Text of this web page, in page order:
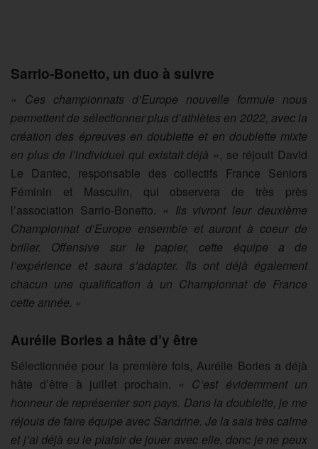
Sarrio-Bonetto, un duo à suivre
« Ces championnats d’Europe nouvelle formule nous
permettent de sélectionner plus d’athlètes en 2022, avec la
création des épreuves en doublette et en doublette mixte
en plus de l’individuel qui existait déjà », se réjouit David
Le Dantec, responsable des collectifs France Seniors
Féminin et Masculin, qui observera de très près
l’association Sarrio-Bonetto. « Ils vivront leur deuxième
Championnat d’Europe ensemble et auront à coeur de
briller. Offensive sur le papier, cette équipe a de
l’expérience et saura s’adapter. Ils ont déjà également
chacun une qualification à un Championnat de France
cette année. »
Aurélie Bories a hâte d’y être
Sélectionnée pour la première fois, Aurélie Bories a déjà
hâte d’être à juillet prochain. « C’est évidemment un
honneur de représenter son pays. Dans la doublette, je me
réjouis de faire équipe avec Sandrine. Je la sais très calme
et j’ai déjà eu le plaisir de jouer avec elle, donc je ne peux